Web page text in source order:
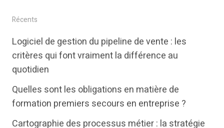
i
t
t
e
b
o
k
e
i
n
Récents
Logiciel de gestion du pipeline de vente : les
critères qui font vraiment la différence au
quotidien
Quelles sont les obligations en matière de
formation premiers secours en entreprise ?
Cartographie des processus métier : la stratégie